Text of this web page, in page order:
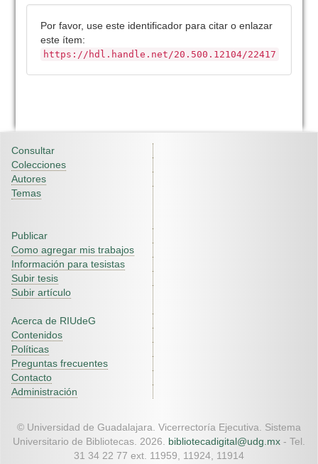
Por favor, use este identificador para citar o enlazar
este ítem:
https://hdl.handle.net/20.500.12104/22417
Consultar
Colecciones
Autores
Temas
Publicar
Como agregar mis trabajos
Información para tesistas
Subir tesis
Subir artículo
Acerca de RIUdeG
Contenidos
Políticas
Preguntas frecuentes
Contacto
Administración
© Universidad de Guadalajara. Vicerrectoría Ejecutiva. Sistema
Universitario de Bibliotecas. 2026. bibliotecadigital@udg.mx - Tel.
31 34 22 77 ext. 11959, 11924, 11914